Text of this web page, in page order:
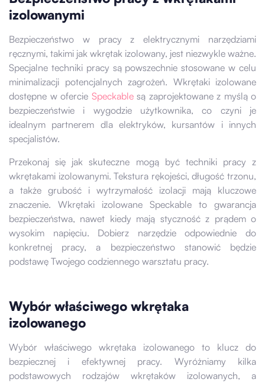
izolowanymi
Bezpieczeństwo w pracy z elektrycznymi narzędziami
ręcznymi, takimi jak wkrętak izolowany, jest niezwykle ważne.
Specjalne techniki pracy są powszechnie stosowane w celu
minimalizacji potencjalnych zagrożeń. Wkrętaki izolowane
dostępne w ofercie Speckablesą zaprojektowane z myślą o
bezpieczeństwie i wygodzie użytkownika, co czyni je
idealnym partnerem dla elektryków, kursantów i innych
specjalistów.
Przekonaj się jak skuteczne mogą być techniki pracy z
wkrętakami izolowanymi. Tekstura rękojeści, długość trzonu,
a także grubość i wytrzymałość izolacji mają kluczowe
znaczenie. Wkrętaki izolowane Speckable to gwarancja
bezpieczeństwa, nawet kiedy mają styczność z prądem o
wysokim napięciu. Dobierz narzędzie odpowiednie do
konkretnej pracy, a bezpieczeństwo stanowić będzie
podstawę Twojego codziennego warsztatu pracy.
Wybór właściwego wkrętaka
izolowanego
Wybór właściwego wkrętaka izolowanego to klucz do
bezpiecznej i efektywnej pracy. Wyróżniamy kilka
podstawowych rodzajów wkrętaków izolowanych, a